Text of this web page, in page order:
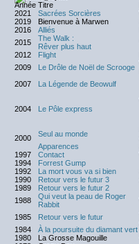
Année Titre
2021
Sacrées Sorcières
2019 Bienvenue à Marwen
2016
Alliés
2015
The Walk :
Rêver plus haut
2012
Flight
2009 Le Drôle de Noël de Scrooge
2007
La Légende de Beowulf
2004
Le Pôle express
2000 Seul au monde
Apparences
1997
Contact
1994
Forrest Gump
1992
La mort vous va si bien
1990
Retour vers le futur 3
1989
Retour vers le futur 2
1988
Qui veut la peau de Roger
Rabbit
1985
Retour vers le futur
1984
À la poursuite du diamant vert
1980
La Grosse Magouille